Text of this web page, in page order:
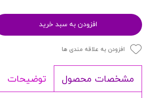
افزودن به سبد خرید
افزودن به علاقه مندی ها
مشخصات محصول توضیحات